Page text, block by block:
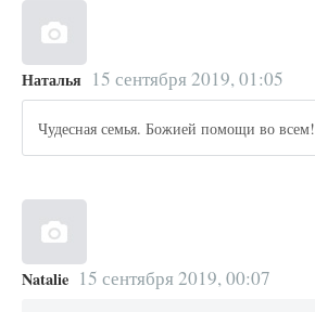
Наталья 15 сентября 2019, 01:05
Чудесная семья. Божией помощи во всем!
Natalie 15 сентября 2019, 00:07